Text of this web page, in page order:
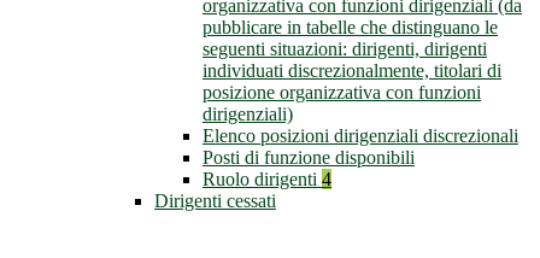
organizzativa con funzioni dirigenziali (da
pubblicare in tabelle che distinguano le
seguenti situazioni: dirigenti, dirigenti
individuati discrezionalmente, titolari di
posizione organizzativa con funzioni
dirigenziali)
Elenco posizioni dirigenziali discrezionali
Posti di funzione disponibili
Ruolo dirigenti 4
Dirigenti cessati